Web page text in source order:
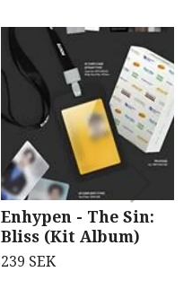
Enhypen - The Sin:
Bliss (Kit Album)
239 SEK